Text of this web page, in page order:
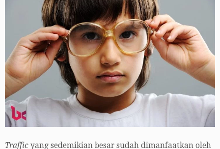
Traffic yang sedemikian besar sudah dimanfaatkan oleh